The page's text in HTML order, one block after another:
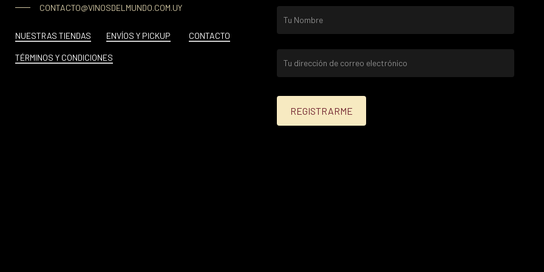
CONTACTO@VINOSDELMUNDO.COM.UY
NUESTRAS TIENDAS ENVÍOS Y PICKUP CONTACTO
TÉRMINOS Y CONDICIONES